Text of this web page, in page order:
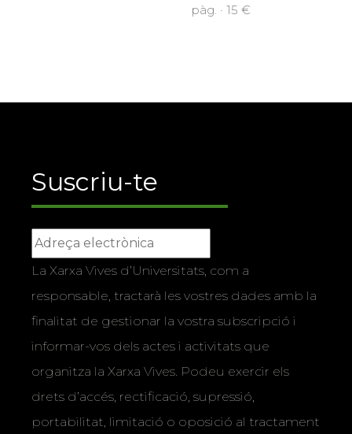
pàg. · 15 €
Suscriu-te
La Xarxa Vives d’Universitats, com a
responsable, tractarà les vostres dades amb la
finalitat de gestionar la vostra subscripció i
informar-vos dels actes i activitats que
organitza la Xarxa Vives. Podeu exercir els
drets d’accés, rectificació, supressió,
portabilitat, limitació o oposició al tractament